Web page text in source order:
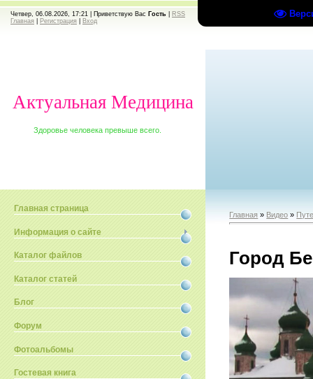
Четвер, 06.08.2026, 17:21 | Приветствую Вас Гость
RSS
Главная
Регистрация Вход
Актуальная Медицина
Здоровье человека превыше всего.
Главная страница
Информация о сайте
Каталог файлов
Каталог статей
Блог
Форум
Фотоальбомы
Гостевая книга
Главная » Видео »
Город